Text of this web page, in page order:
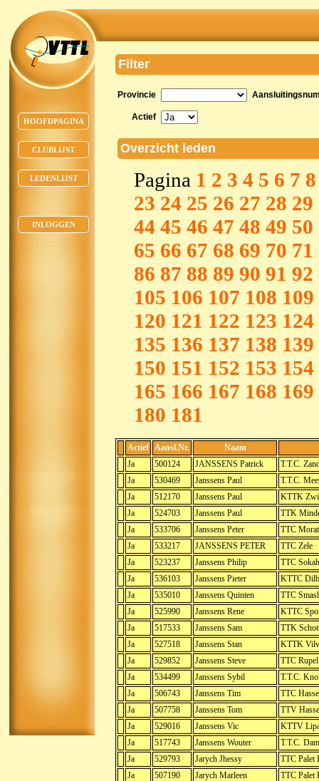
HOOFDPAGINA
CLUBLIJST
LEDENLIJST
INLOGGEN
Filter
Provincie
Actief
Overzicht leden
Pagina 1 2 3 4 5 6 7 8
23 24 25 26 27 28 29
44 45 46 47 48 49 50
65 66 67 68 69 70 71
86 87 88 89 90 91 92
105 106 107 108 109
120 121 122 123 124
135 136 137 138 139
150 151 152 153 154
165 166 167 168 169
180 181
Actief Aansl.Nr.
Naam
Ja
500124 JANSSENS Patrick
T.T.C.
Ja
530469 Janssens Paul
T.T.C.
Ja
512170 Janssens Paul
KTTK
Ja
524703 Janssens Paul
TTK
Ja
533706 Janssens Peter
TTC
Ja
533217 JANSSENS PETER
TTC Zele
Ja
523237 Janssens Philip
TTC
Ja
536103 Janssens Pieter
KTTC
Ja
535010 Janssens Quinten
TTC
Ja
525990 Janssens Rene
KTTC
Ja
517533 Janssens Sam
TTK
Ja
527518 Janssens Stan
KTTK
Ja
529852 Janssens Steve
TTC Rupel
Ja
534499 Janssens Sybil
T.T.C.
Ja
506743 Janssens Tim
TTC
Ja
507758 Janssens Tom
TTV
Ja
529016 Janssens Vic
KTTV
Ja
517743 Janssens Wouter
T.T.C.
Ja
529793 Jarych Jhessy
TTC Palet
Ja
507190 Jarych Marleen
TTC Palet